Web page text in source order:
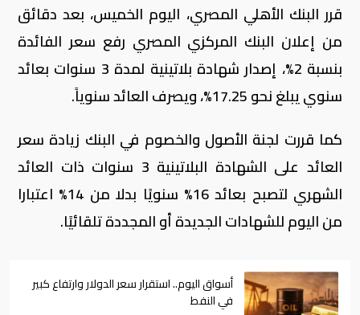
قرر البنك الأهلي المصري، اليوم الخميس، بعد دقائق
من إعلان البنك المركزي المصري رفع سعر الفائدة
بنسبة 2%، إصدار شهادة بلاتينية لمدة 3 سنوات بعائد
سنوي يبلغ نحو 17.25%، ويصرف العائد سنوياً.
كما قررت لجنة الأصول والخصوم في البنك زيادة سعر
العائد على الشهادة البلاتينية 3 سنوات ذات العائد
الشهري لتصبح بعائد 16% سنويًا بدلا من 14% اعتبارا
من اليوم للشهادات الجديدة أو المجددة تلقائيًا.
أسواق اليوم.. استقرار سعر الدولار وارتفاع كبير
في النفط